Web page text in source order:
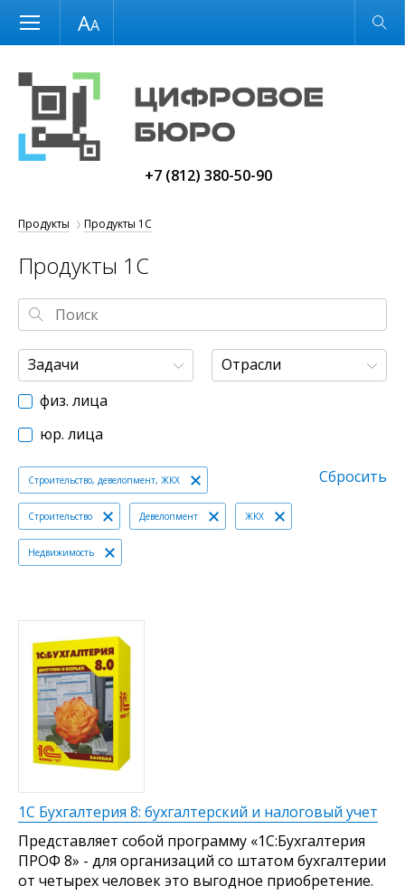
Размер шрифта Обычная версия
+7 (812) 380-50-90
Продукты Продукты 1С
Продукты 1С
Задачи
Отрасли
физ. лица
юр. лица
Сбросить
Строительство, девелопмент, ЖКХ
Строительство Девелопмент ЖКХ
Недвижимость
1С Бухгалтерия 8: бухгалтерский и налоговый учет
Представляет собой программу «1С:Бухгалтерия
ПРОФ 8» - для организаций со штатом бухгалтерии
от четырех человек это выгодное приобретение.